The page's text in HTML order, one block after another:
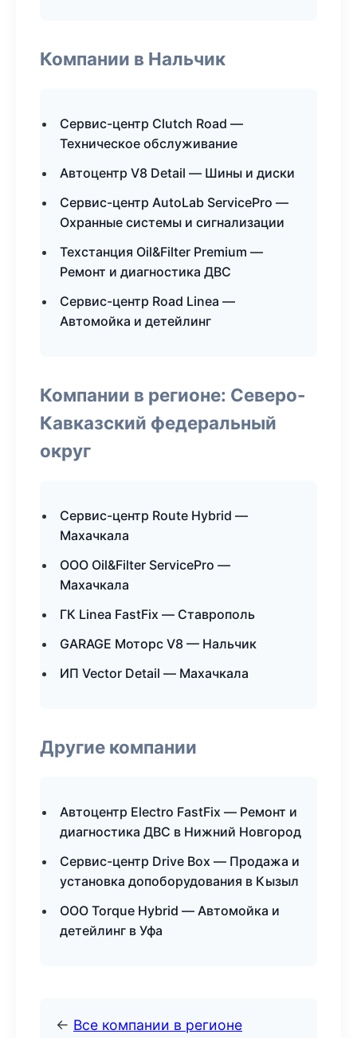
Компании в Нальчик
Сервис-центр Clutch Road —
Техническое обслуживание
Автоцентр V8 Detail — Шины и диски
Сервис-центр AutoLab ServicePro —
Охранные системы и сигнализации
Техстанция Oil&Filter Premium —
Ремонт и диагностика ДВС
Сервис-центр Road Linea —
Автомойка и детейлинг
Компании в регионе: Северо-
Кавказский федеральный
округ
Сервис-центр Route Hybrid —
Махачкала
ООО Oil&Filter ServicePro —
Махачкала
ГК Linea FastFix — Ставрополь
GARAGE Моторс V8 — Нальчик
ИП Vector Detail — Махачкала
Другие компании
Автоцентр Electro FastFix — Ремонт и
диагностика ДВС в Нижний Новгород
Сервис-центр Drive Box — Продажа и
установка допоборудования в Кызыл
ООО Torque Hybrid — Автомойка и
детейлинг в Уфа
← Все компании в регионе